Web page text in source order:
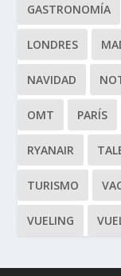
GASTRONOMÍA
LONDRES
NAVIDAD
OMT PARÍS
RYANAIR
TURISMO
VUELING